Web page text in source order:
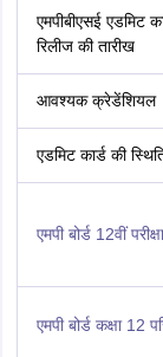
एमपीबीएसई एडमिट
रिलीज की तारीख
आवश्यक क्रेडेंशियल
एडमिट कार्ड की
एमपी बोर्ड 12वीं
एमपी बोर्ड कक्षा 12